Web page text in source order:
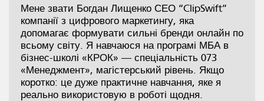
Мене звати Богдан Лищенко СЕО “ClipSwift”
компанії з цифрового маркетингу, яка
допомагає формувати сильні бренди онлайн по
всьому світу. Я навчаюся на програмі МБА в
бізнес-школі «КРОК» — спеціальність 073
«Менеджмент», магістерський рівень. Якщо
коротко: це дуже практичне навчання, яке я
реально використовую в роботі щодня.